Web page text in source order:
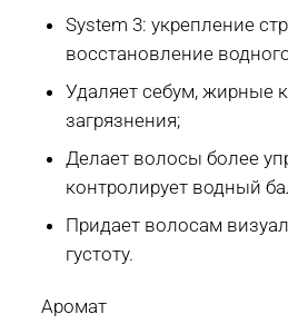
System 3: укрепление
восстановление
Удаляет себум, жирные
загрязнения;
Делает волосы более
контролирует водный
Придает волосам
густоту.
Аромат